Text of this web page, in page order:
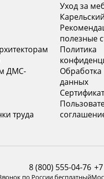
ДМС-
труда
Уход за
полезные
Политика
данных
8 (800) 555-04-76
по России бесплатный